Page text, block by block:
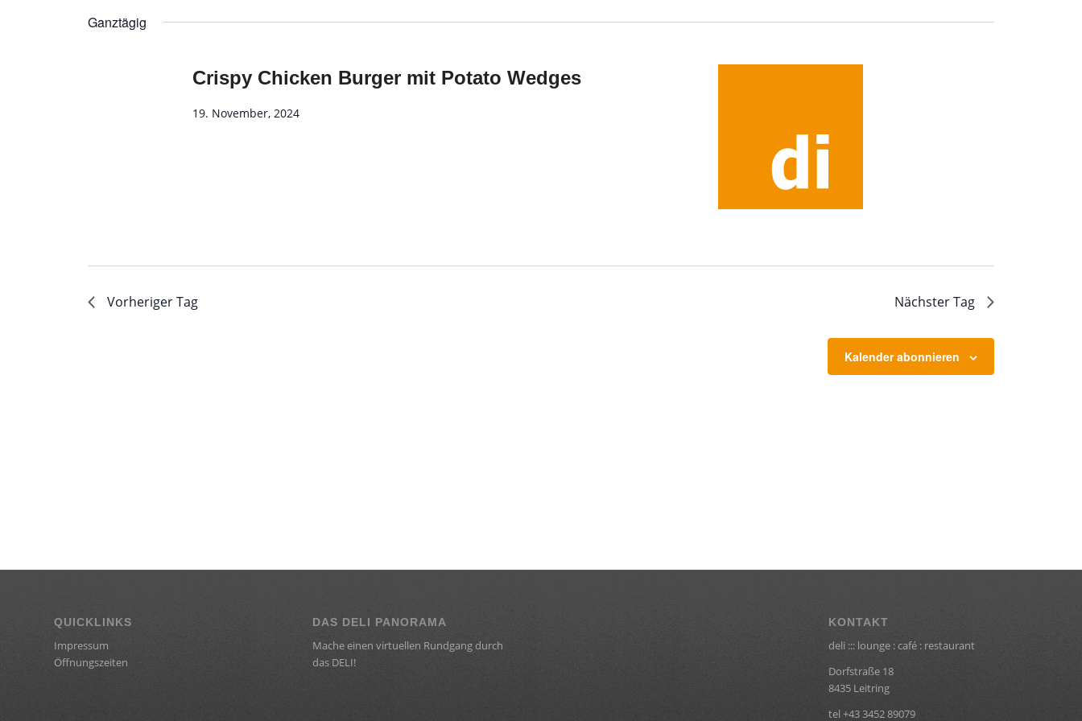
Ganztägig
Crispy Chicken Burger mit Potato Wedges
19. November, 2024
Vorheriger Tag Nächster Tag
Kalender abonnieren
QUICKLINKS
Impressum
Öffnungszeiten
DAS DELI PANORAMA
Mache einen virtuellen Rundgang durch
das DELI!
KONTAKT
deli ::: lounge : café : restaurant
Dorfstraße 18
8435 Leitring
tel +43 3452 89079